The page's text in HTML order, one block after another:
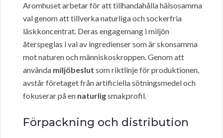
Aromhuset arbetar för att tillhandahålla hälsosamma
val genom att tillverka naturliga och sockerfria
läskkoncentrat. Deras engagemang i miljön
återspeglas i val av ingredienser som är skonsamma
mot naturen och människoskroppen. Genom att
använda miljöbeslut som riktlinje för produktionen,
avstår företaget från artificiella sötningsmedel och
fokuserar på en naturligsmakprofil.
Förpackning och distribution